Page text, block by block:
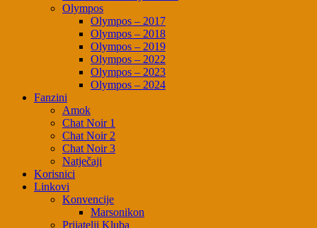
Olympos
Olympos – 2017
Olympos – 2018
Olympos – 2019
Olympos – 2022
Olympos – 2023
Olympos – 2024
Fanzini
Amok
Chat Noir 1
Chat Noir 2
Chat Noir 3
Natječaji
Korisnici
Linkovi
Konvencije
Marsonikon
Prijatelji Kluba